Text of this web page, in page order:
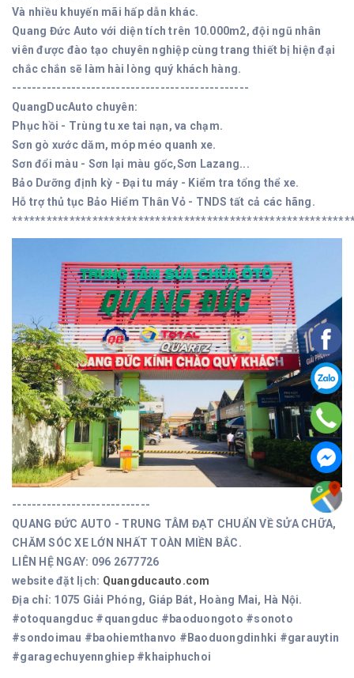
Và nhiều khuyến mãi hấp dẫn khác.
Quang Đức Auto với diện tích trên 10.000m2, đội ngũ nhân
viên được đào tạo chuyên nghiệp cùng trang thiết bị hiện đại
chắc chắn sẽ làm hài lòng quý khách hàng.
------------------------------------------------
QuangDucAuto chuyên:
Phục hồi - Trùng tu xe tai nạn, va chạm.
Sơn gò xước dăm, móp méo quanh xe.
Sơn đổi màu - Sơn lại màu gốc,Sơn Lazang...
Bảo Dưỡng định kỳ - Đại tu máy - Kiểm tra tổng thể xe.
Hỗ trợ thủ tục Bảo Hiểm Thân Vỏ - TNDS tất cả các hãng.
----------------------------
QUANG ĐỨC AUTO - TRUNG TÂM ĐẠT CHUẨN VỀ SỬA CHỮA,
CHĂM SÓC XE LỚN NHẤT TOÀN MIỀN BẮC.
LIÊN HỆ NGAY: 096 2677726
website đặt lịch: Quangducauto.com
Địa chỉ: 1075 Giải Phóng, Giáp Bát, Hoàng Mai, Hà Nội.
#otoquangduc #quangduc #baoduongoto #sonoto
#sondoimau #baohiemthanvo #Baoduongdinhki #garauytin
#garagechuyennghiep #khaiphuchoi